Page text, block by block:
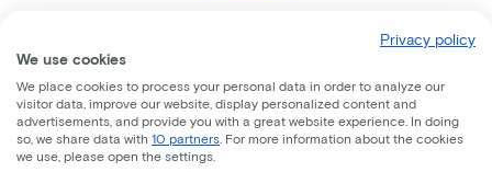
Nijverheidsweg Noord
3812 PM Amersfoort
Speed pedelecs
Racing bikes
Urban bike
Gravelbikes
Mountainbikes
Privacy policy
We use cookies
We place cookies to process your personal data in order to analyze our
visitor data, improve our website, display personalized content and
advertisements, and provide you with a great website experience. In doing
so, we share data with 10 partners . For more information about the cookies
we use, please open the settings.